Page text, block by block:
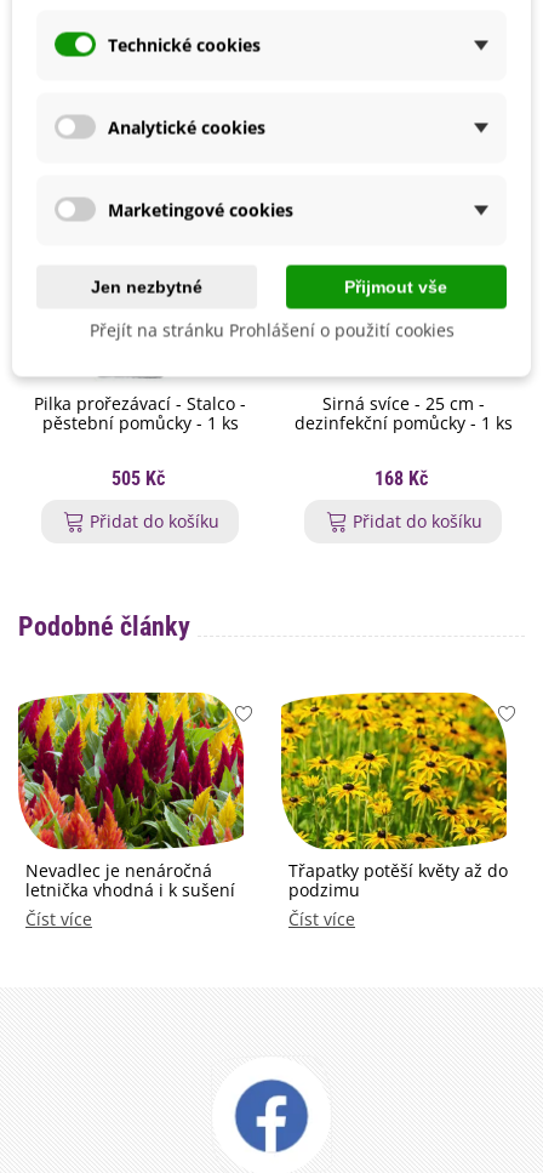
Mohlo by se také hodit
Pilka prořezávací - Stalco -
pěstební pomůcky - 1 ks
505 Kč
Přidat do košíku
Sirná svíce - 25 cm -
dezinfekční pomůcky - 1 ks
168 Kč
Přidat do košíku
Podobné články
Nevadlec je nenáročná
letnička vhodná i k sušení
Číst více
Třapatky potěší květy až do
podzimu
Číst více
Technické cookies
Analytické cookies
Marketingové cookies
Jen nezbytné Přijmout vše
Přejít na stránku Prohlášení o použití cookies